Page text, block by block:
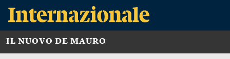
IL NUOVO DE MAURO